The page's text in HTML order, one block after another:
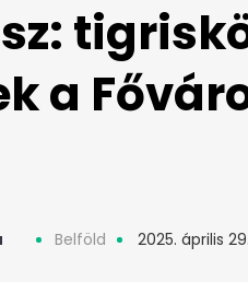
a
Belföld 2025. április 29.